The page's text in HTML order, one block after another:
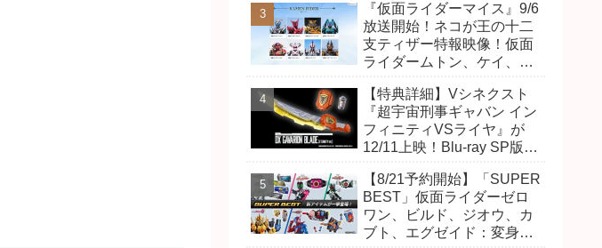
尾達臣のキャストが発表！
トリガーのアキト金子隼也
さんも変身！
『仮面ライダーマイス』9/6
放送開始！ネコが王の十二
支ティザー特報映像！仮面
ライダームトン、ケイ、ヴ
開！ライダーは子丑寅卯辰
巳午未申酉戌亥猫猫の14
人⁉
【特典詳細】Vシネクスト
『超宇宙刑事ギャバン イン
フィニティVSライヤ』が
12/11上映！Blu-ray SP版は
(エタニティver.)」「ユカイ
ダーエモルギー」ほか豪華
特典付き！
【8/21予約開始】「SUPER
BEST」仮面ライダーゼロ
ワン、ビルド、ジオウ、カ
ブト、エグゼイド：変身ベ